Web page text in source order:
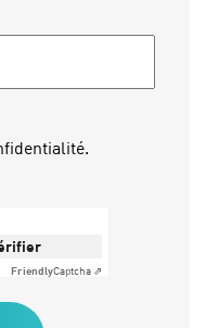
FriendlyCaptcha ⇗